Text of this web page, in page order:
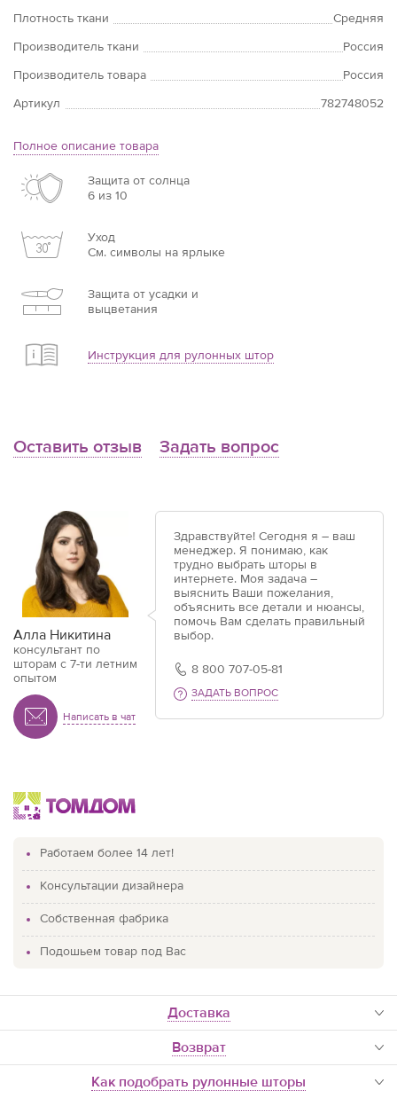
Плотность ткани
Средняя
Производитель ткани
Россия
Производитель товара
Россия
Артикул
782748052
Полное описание товара
Защита от солнца
6 из 10
Уход
См. символы на ярлыке
Защита от усадки и
выцветания
Инструкция для рулонных штор
Оставить отзыв Задать вопрос
Алла Никитина
консультант по
шторам с 7-ти летним
опытом
Написать в чат
Здравствуйте! Сегодня я – ваш
менеджер. Я понимаю, как
трудно выбрать шторы в
интернете. Моя задача –
выяснить Ваши пожелания,
объяснить все детали и нюансы,
помочь Вам сделать правильный
выбор.
8 800 707-05-81
ЗАДАТЬ ВОПРОС
Работаем более 14 лет!
Консультации дизайнера
Собственная фабрика
Подошьем товар под Вас
доставка
Возврат
Как подобрать рулонные шторы